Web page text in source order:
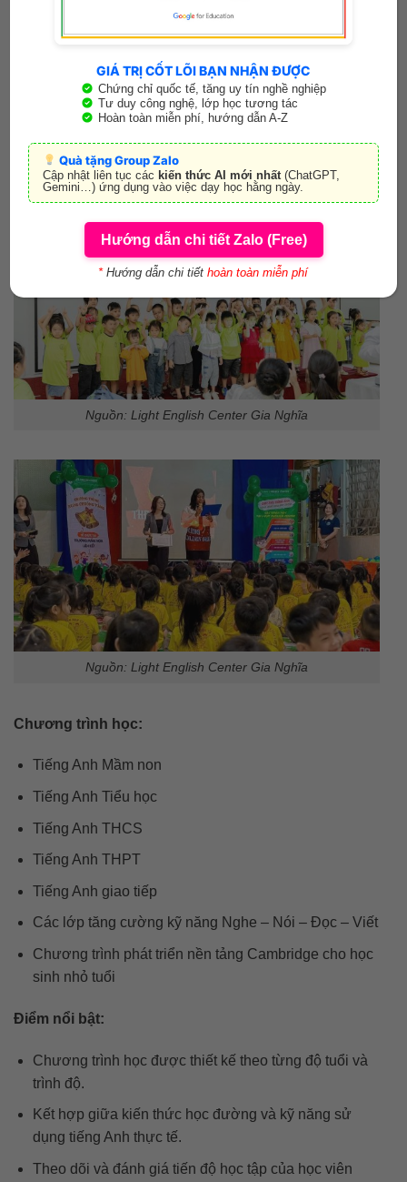
Nghĩa, Lâm Đồng
Lâm Đồng
Fanpage: Light English Center
Website: www.lightenglishcenter.com
Giờ mở cửa: Hoạt động tất cả các ngày trong tuần
Nguồn: Light English Center Gia Nghĩa
Nguồn: Light English Center Gia Nghĩa
Chương trình học:
Tiếng Anh Mầm non
Tiếng Anh Tiểu học
Tiếng Anh THCS
Tiếng Anh THPT
Tiếng Anh giao tiếp
Các lớp tăng cường kỹ năng Nghe – Nói – Đọc – Viết
Chương trình phát triển nền tảng Cambridge cho học
sinh nhỏ tuổi
Điểm nổi bật:
Chương trình học được thiết kế theo từng độ tuổi và
trình độ.
Kết hợp giữa kiến thức học đường và kỹ năng sử
dụng tiếng Anh thực tế.
Theo dõi và đánh giá tiến độ học tập của học viên
GIÁ TRỊ CỐT LÕI BẠN NHẬN ĐƯỢC
Chứng chỉ quốc tế, tăng uy tín nghề nghiệp
Tư duy công nghệ, lớp học tương tác
Hoàn toàn miễn phí, hướng dẫn A-Z
Quà tặng Group Zalo
Cập nhật liên tục các kiến thức AI mới nhất(ChatGPT,
Gemini…) ứng dụng vào việc dạy học hằng ngày.
Hướng dẫn chi tiết Zalo (Free)
*Hướng dẫn chi tiếthoàn toàn miễn phí